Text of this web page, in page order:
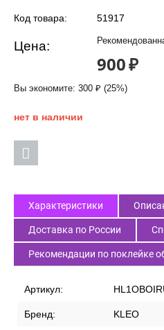
Код товара: 51917
Цена:
900₽
Вы экономите: 300 ₽ (25%)
нет в наличии
Характеристики
Доставка по России
Рекомендации по поклейке
Артикул:
Бренд: KLEO